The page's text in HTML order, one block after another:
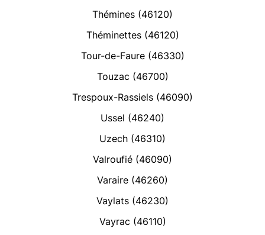
Thémines (46120)
Théminettes (46120)
Tour-de-Faure (46330)
Touzac (46700)
Trespoux-Rassiels (46090)
Ussel (46240)
Uzech (46310)
Valroufié (46090)
Varaire (46260)
Vaylats (46230)
Vayrac (46110)